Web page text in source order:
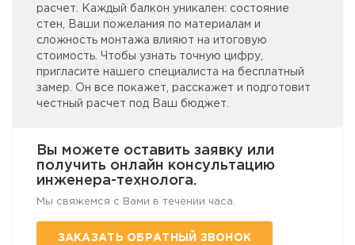
расчет. Каждый балкон уникален: состояние
стен, Ваши пожелания по материалам и
сложность монтажа влияют на итоговую
стоимость. Чтобы узнать точную цифру,
пригласите нашего специалиста на бесплатный
замер. Он все покажет, расскажет и подготовит
честный расчет под Ваш бюджет.
Вы можете оставить заявку или
получить онлайн консультацию
инженера-технолога.
Мы свяжемся с Вами в течении часа.
ЗАКАЗАТЬ ОБРАТНЫЙ ЗВОНОК